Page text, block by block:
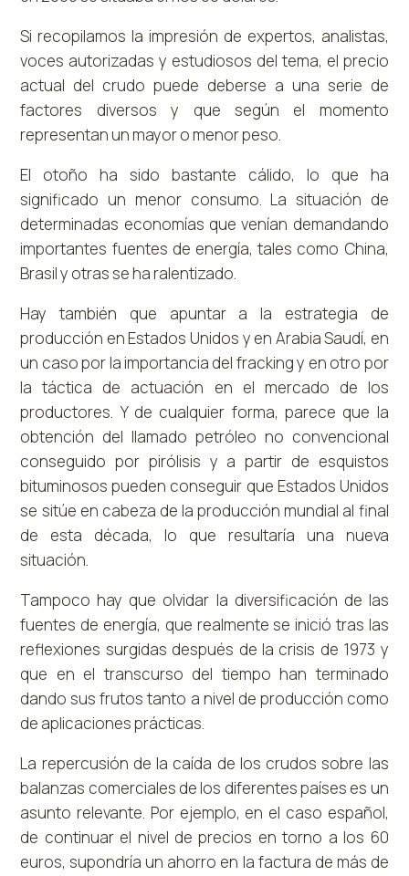
Si recopilamos la impresión de expertos, analistas,
voces autorizadas y estudiosos del tema, el precio
actual del crudo puede deberse a una serie de
factores diversos y que según el momento
representan un mayor o menor peso.
El otoño ha sido bastante cálido, lo que ha
significado un menor consumo. La situación de
determinadas economías que venían demandando
importantes fuentes de energía, tales como China,
Brasil y otras se ha ralentizado.
Hay también que apuntar a la estrategia de
producción en Estados Unidos y en Arabia Saudí, en
un caso por la importancia del fracking y en otro por
la táctica de actuación en el mercado de los
productores. Y de cualquier forma, parece que la
obtención del llamado petróleo no convencional
conseguido por pirólisis y a partir de esquistos
bituminosos pueden conseguir que Estados Unidos
se sitúe en cabeza de la producción mundial al final
de esta década, lo que resultaría una nueva
situación.
Tampoco hay que olvidar la diversificación de las
fuentes de energía, que realmente se inició tras las
reflexiones surgidas después de la crisis de 1973 y
que en el transcurso del tiempo han terminado
dando sus frutos tanto a nivel de producción como
de aplicaciones prácticas.
La repercusión de la caída de los crudos sobre las
balanzas comerciales de los diferentes países es un
asunto relevante. Por ejemplo, en el caso español,
de continuar el nivel de precios en torno a los 60
euros, supondría un ahorro en la factura de más de